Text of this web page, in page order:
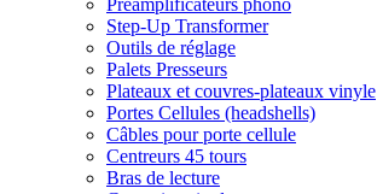
Préamplificateurs phono
Step-Up Transformer
Outils de réglage
Palets Presseurs
Plateaux et couvres-plateaux vinyle
Portes Cellules (headshells)
Câbles pour porte cellule
Centreurs 45 tours
Bras de lecture